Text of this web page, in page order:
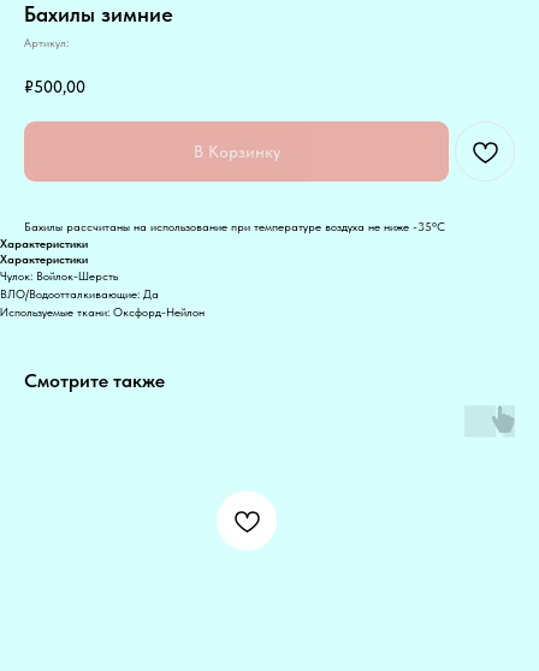
Бахилы зимние
Артикул:
₽500,00
В Корзинку
Бахилы рассчитаны на использование при температуре воздуха не ниже -35°С
Характеристики
Характеристики
Чулок: Войлок-Шерсть
ВЛО/Водоотталкивающие: Да
Используемые ткани: Оксфорд-Нейлон
Смотрите также